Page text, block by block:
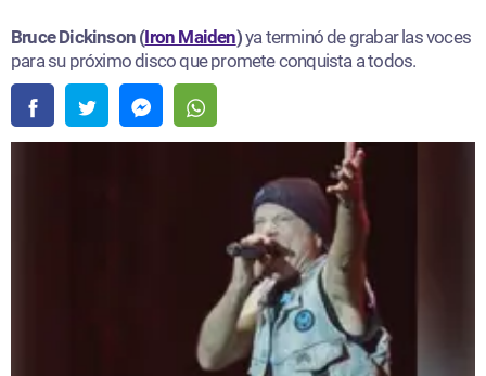
Bruce Dickinson (Iron Maiden)ya terminó de grabar las voces
para su próximo disco que promete conquista a todos.